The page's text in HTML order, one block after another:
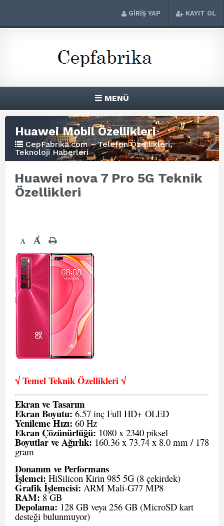
GİRİŞ YAP KAYIT OL
MENÜ
Huawei Mobil Özellikleri
CepFabrika.com – Telefon Özellikleri,
Teknoloji Haberleri
Huawei nova 7 Pro 5G Teknik
Özellikleri
- +
√ Temel Teknik Özellikleri √
Ekran ve Tasarım
Ekran Boyutu: 6.57 inç Full HD+ OLED
Yenileme Hızı: 60 Hz
Ekran Çözünürlüğü: 1080 x 2340 piksel
Boyutlar ve Ağırlık: 160.36 x 73.74 x 8.0 mm / 178
gram
Donanım ve Performans
İşlemci: HiSilicon Kirin 985 5G (8 çekirdek)
Grafik İşlemcisi: ARM Mali-G77 MP8
RAM: 8 GB
Depolama: 128 GB veya 256 GB (MicroSD kart
desteği bulunmuyor)